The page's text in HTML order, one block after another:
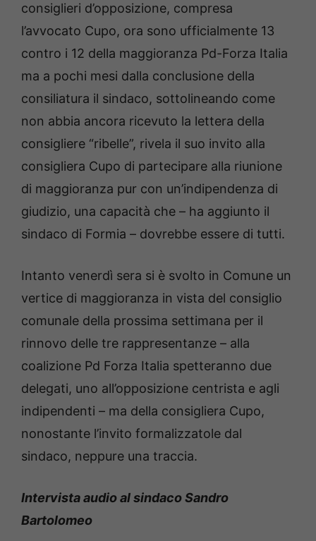
consiglieri d’opposizione, compresa
l’avvocato Cupo, ora sono ufficialmente 13
contro i 12 della maggioranza Pd-Forza Italia
ma a pochi mesi dalla conclusione della
consiliatura il sindaco, sottolineando come
non abbia ancora ricevuto la lettera della
consigliere “ribelle”, rivela il suo invito alla
consigliera Cupo di partecipare alla riunione
di maggioranza pur con un’indipendenza di
giudizio, una capacità che – ha aggiunto il
sindaco di Formia – dovrebbe essere di tutti.
Intanto venerdì sera si è svolto in Comune un
vertice di maggioranza in vista del consiglio
comunale della prossima settimana per il
rinnovo delle tre rappresentanze – alla
coalizione Pd Forza Italia spetteranno due
delegati, uno all’opposizione centrista e agli
indipendenti – ma della consigliera Cupo,
nonostante l’invito formalizzatole dal
sindaco, neppure una traccia.
Intervista audio al sindaco Sandro
Bartolomeo